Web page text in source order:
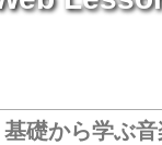
礎から学ぶ